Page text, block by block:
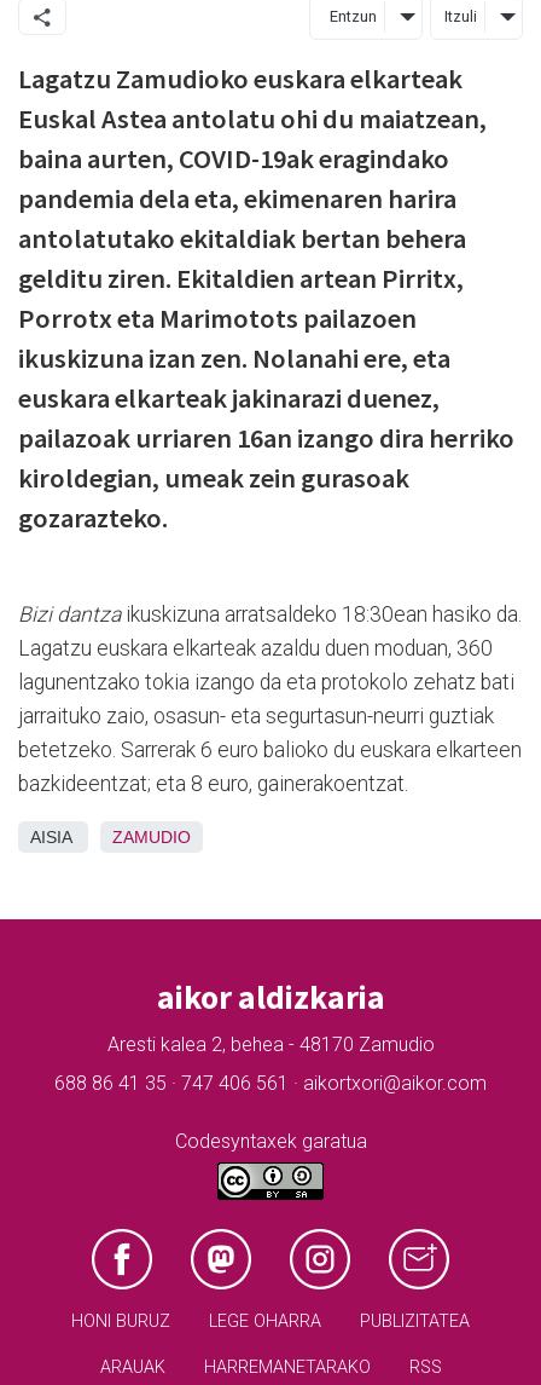
Entzun Itzuli
Lagatzu Zamudioko euskara elkarteak
Euskal Astea antolatu ohi du maiatzean,
baina aurten, COVID-19ak eragindako
pandemia dela eta, ekimenaren harira
antolatutako ekitaldiak bertan behera
gelditu ziren. Ekitaldien artean Pirritx,
Porrotx eta Marimotots pailazoen
ikuskizuna izan zen. Nolanahi ere, eta
euskara elkarteak jakinarazi duenez,
pailazoak urriaren 16an izango dira herriko
kiroldegian, umeak zein gurasoak
gozarazteko.
Bizi dantzaikuskizuna arratsaldeko 18:30ean hasiko da.
Lagatzu euskara elkarteak azaldu duen moduan, 360
lagunentzako tokia izango da eta protokolo zehatz bati
jarraituko zaio, osasun- eta segurtasun-neurri guztiak
betetzeko. Sarrerak 6 euro balioko du euskara elkarteen
bazkideentzat; eta 8 euro, gainerakoentzat.
AISIA ZAMUDIO
aikor aldizkaria
Aresti kalea 2, behea - 48170 Zamudio
688 86 41 35 · 747 406 561 · aikortxori@aikor.com
Codesyntaxek garatua
HONI BURUZ LEGE OHARRA PUBLIZITATEA
ARAUAK HARREMANETARAKO RSS